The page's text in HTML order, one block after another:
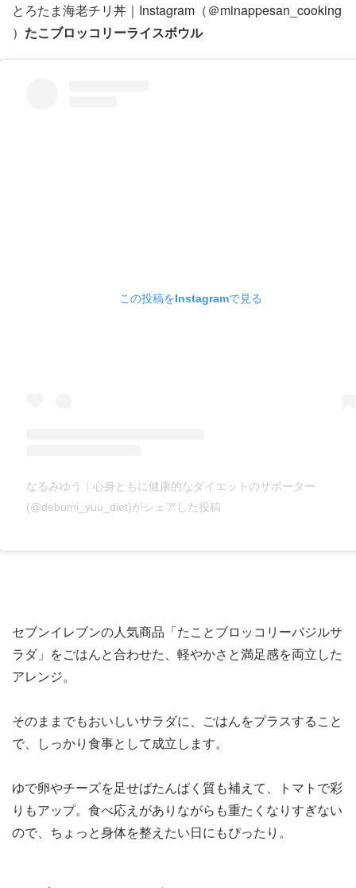
とろたま海老チリ丼｜Instagram（＠minappesan_cooking
） たこブロッコリーライスボウル
この投稿をInstagramで見る
なるみゆう｜心身ともに健康的なダイエットのサポーター
(@debumi_yuu_diet)がシェアした投稿
セブンイレブンの人気商品「たことブロッコリーバジルサ
ラダ」をごはんと合わせた、軽やかさと満足感を両立した
アレンジ。
そのままでもおいしいサラダに、ごはんをプラスすること
で、しっかり食事として成立します。
ゆで卵やチーズを足せばたんぱく質も補えて、トマトで彩
りもアップ。食べ応えがありながらも重たくなりすぎない
ので、ちょっと身体を整えたい日にもぴったり。